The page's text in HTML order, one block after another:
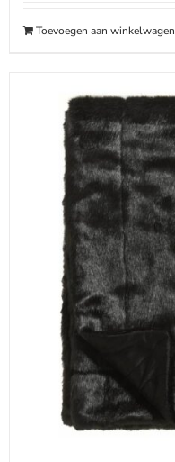
Toevoegen aan winkelwagen